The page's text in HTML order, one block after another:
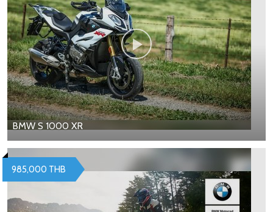
BMW S 1000 XR
985,000 THB